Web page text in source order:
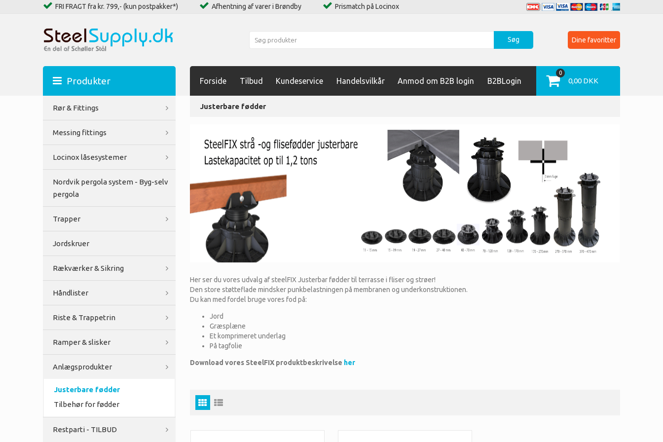
FRI FRAGT fra kr. 799,- (kun postpakker*) Afhentning af varer i Brøndby Prismatch på Locinox
0,00 DKK
0
Søg Dine favoritter
Produkter
Rør & Fittings
Messing fittings
Locinox låsesystemer
Nordvik pergola system - Byg-selv
pergola
Trapper
Jordskruer
Rækværker & Sikring
Håndlister
Riste & Trappetrin
Ramper & slisker
Anlægsprodukter
Justerbare fødder
Tilbehør for fødder
Restparti - TILBUD
Forside Tilbud Kundeservice Handelsvilkår Anmod om B2B login B2BLogin
Justerbare fødder
Her ser du vores udvalg af steelFIX Justerbar fødder til terrasse i fliser og strøer!
Den store støtteflade mindsker punkbelastningen på membranen og underkonstruktionen.
Du kan med fordel bruge vores fod på:
Jord
Græsplæne
Et komprimeret underlag
På tagfolie
Download vores SteelFIX produktbeskrivelse her